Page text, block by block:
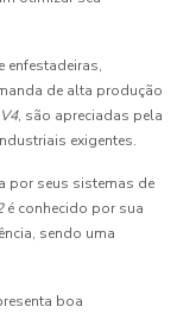
enfestadeiras,
de alta produção
, são apreciadas pela
exigentes.
por seus sistemas de
é conhecido por sua
sendo uma
boa